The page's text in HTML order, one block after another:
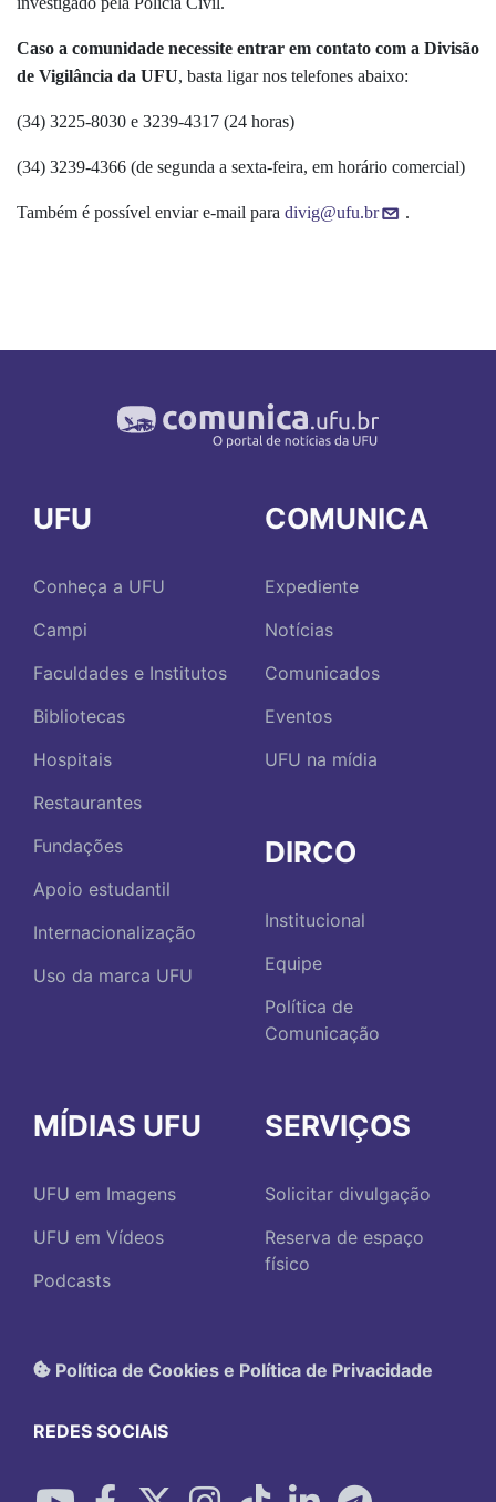
Caso a comunidade necessite entrar em contato com a Divisão
de Vigilância da UFU, basta ligar nos telefones abaixo:
(34) 3225-8030 e 3239-4317 (24 horas)
(34) 3239-4366 (de segunda a sexta-feira, em horário comercial)
Também é possível enviar e-mail para divig@ufu.br .
UFU
Conheça a UFU
Campi
Faculdades e Institutos
Bibliotecas
Hospitais
Restaurantes
Fundações
Apoio estudantil
Internacionalização
Uso da marca UFU
COMUNICA
Expediente
Notícias
Comunicados
Eventos
UFU na mídia
DIRCO
Institucional
Equipe
Política de
Comunicação
MÍDIAS UFU
UFU em Imagens
UFU em Vídeos
Podcasts
SERVIÇOS
Solicitar divulgação
Reserva de espaço
físico
Política de Cookies e Política de Privacidade
REDES SOCIAIS